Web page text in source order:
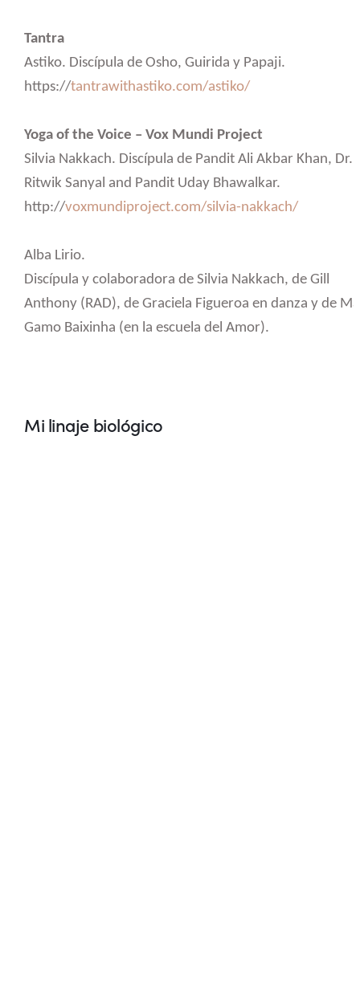
Tantra
Astiko. Discípula de Osho, Guirida y Papaji.
https://tantrawithastiko.com/astiko/
Yoga of the Voice – Vox Mundi Project
Silvia Nakkach. Discípula de Pandit Ali Akbar Khan, Dr.
Ritwik Sanyal and Pandit Uday Bhawalkar.
http://voxmundiproject.com/silvia-nakkach/
Alba Lirio.
Discípula y colaboradora de Silvia Nakkach, de Gill
Anthony (RAD), de Graciela Figueroa en danza y de
Gamo Baixinha (en la escuela del Amor).
Mi linaje biológico